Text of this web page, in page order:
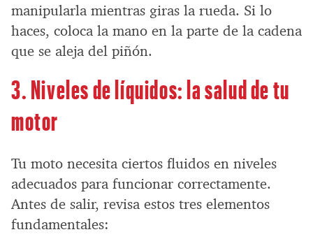
manipularla mientras giras la rueda. Si lo
haces, coloca la mano en la parte de la cadena
que se aleja del piñón.
3. Niveles de líquidos: la salud de tu
motor
Tu moto necesita ciertos fluidos en niveles
adecuados para funcionar correctamente.
Antes de salir, revisa estos tres elementos
fundamentales: